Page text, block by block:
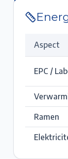
Aspect
EPC /
Ramen